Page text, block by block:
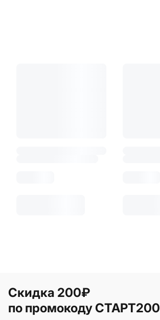
Скидка 200₽
по промокоду СТАРТ200